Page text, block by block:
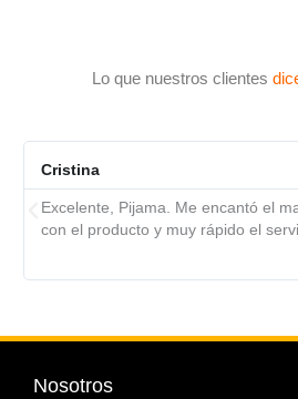
Lo que nuestros clientes
Cristina
Excelente, Pijama. Me encantó el
con el producto y muy rápido el
Nosotros